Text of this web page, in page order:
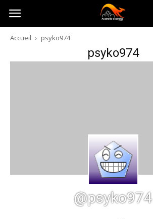
Australia-
australie.com
Accueil psyko974
psyko974
@psyko974